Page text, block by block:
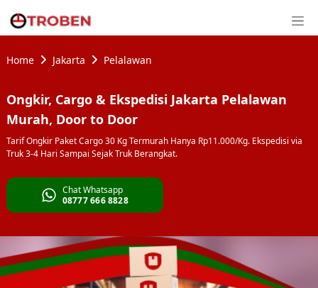
Home Jakarta Pelalawan
Ongkir, Cargo & Ekspedisi Jakarta Pelalawan
Murah, Door to Door
Tarif Ongkir Paket Cargo 30 Kg Termurah Hanya Rp11.000/Kg. Ekspedisi via
Truk 3-4 Hari Sampai Sejak Truk Berangkat.
Chat Whatsapp
08777 666 8828